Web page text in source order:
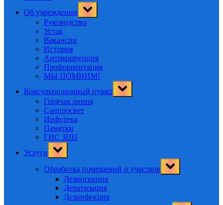
Об учреждении
Toggle
sub-
menu
Руководство
Устав
Вакансии
История
Антикоррупция
Профориентация
МЫ ПОМНИМ!
Консультационный пункт
Toggle
sub-
Горячая линия
Санпросвет
Инфотека
Памятки
ГИС ЗПП
Услуги
Toggle
sub-
Обработка помещений и участков
Toggle
sub-
Дезинсекция
Дератизация
Дезинфекция